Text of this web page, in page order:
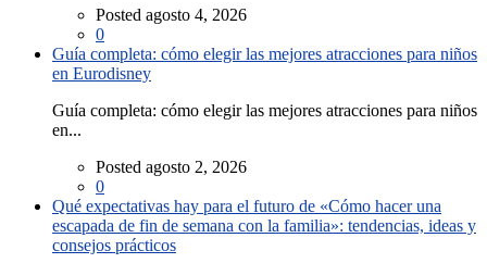
Posted agosto 4, 2026
0
Guía completa: cómo elegir las mejores atracciones para niños
en Eurodisney
Guía completa: cómo elegir las mejores atracciones para niños
en...
Posted agosto 2, 2026
0
Qué expectativas hay para el futuro de «Cómo hacer una
escapada de fin de semana con la familia»: tendencias, ideas y
consejos prácticos